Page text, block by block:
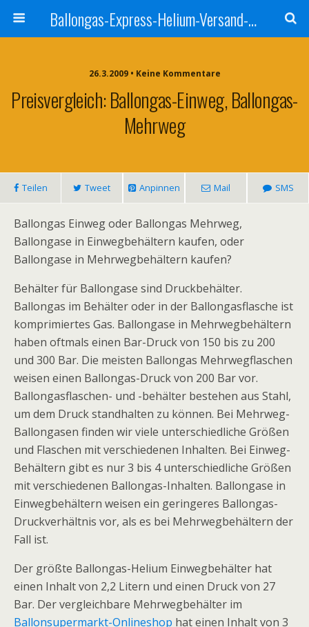
Ballongas-Express-Helium-Versand-Deutschland
26.3.2009 • Keine Kommentare
Preisvergleich: Ballongas-Einweg, Ballongas-
Mehrweg
Teilen Tweet Anpinnen Mail SMS
Ballongas Einweg oder Ballongas Mehrweg,
Ballongase in Einwegbehältern kaufen, oder
Ballongase in Mehrwegbehältern kaufen?
Behälter für Ballongase sind Druckbehälter.
Ballongas im Behälter oder in der Ballongasflasche ist
komprimiertes Gas. Ballongase in Mehrwegbehältern
haben oftmals einen Bar-Druck von 150 bis zu 200
und 300 Bar. Die meisten Ballongas Mehrwegflaschen
weisen einen Ballongas-Druck von 200 Bar vor.
Ballongasflaschen- und -behälter bestehen aus Stahl,
um dem Druck standhalten zu können. Bei Mehrweg-
Ballongasen finden wir viele unterschiedliche Größen
und Flaschen mit verschiedenen Inhalten. Bei Einweg-
Behältern gibt es nur 3 bis 4 unterschiedliche Größen
mit verschiedenen Ballongas-Inhalten. Ballongase in
Einwegbehältern weisen ein geringeres Ballongas-
Druckverhältnis vor, als es bei Mehrwegbehältern der
Fall ist.
Der größte Ballongas-Helium Einwegbehälter hat
einen Inhalt von 2,2 Litern und einen Druck von 27
Bar. Der vergleichbare Mehrwegbehälter im
Ballonsupermarkt-Onlineshop hat einen Inhalt von 3